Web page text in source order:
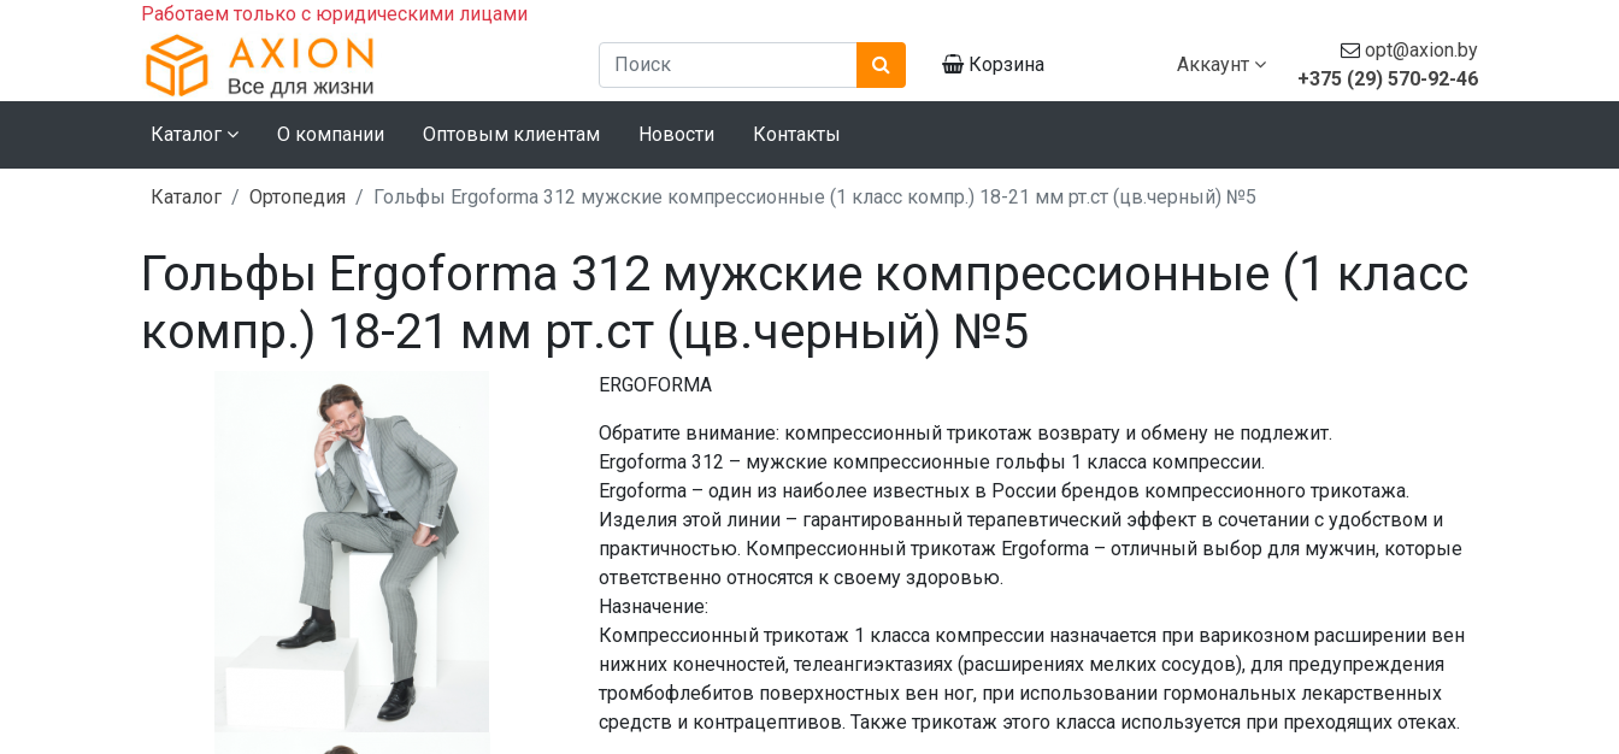
Работаем только с юридическими лицами
Корзина Аккаунт
opt@axion.by
+375 (29) 570-92-46
Каталог О компании Оптовым клиентам Новости Контакты
Каталог Ортопедия Гольфы Ergoforma 312 мужские компрессионные (1 класс компр.) 18-21 мм рт.ст (цв.черный) №5
Гольфы Ergoforma 312 мужские компрессионные (1 класс
компр.) 18-21 мм рт.ст (цв.черный) №5
ERGOFORMA
Обратите внимание: компрессионный трикотаж возврату и обмену не подлежит.
Ergoforma 312 – мужские компрессионные гольфы 1 класса компрессии.
Ergoforma – один из наиболее известных в России брендов компрессионного трикотажа.
Изделия этой линии – гарантированный терапевтический эффект в сочетании с удобством и
практичностью. Компрессионный трикотаж Ergoforma – отличный выбор для мужчин, которые
ответственно относятся к своему здоровью.
Назначение:
Компрессионный трикотаж 1 класса компрессии назначается при варикозном расширении вен
нижних конечностей, телеангиэктазиях (расширениях мелких сосудов), для предупреждения
тромбофлебитов поверхностных вен ног, при использовании гормональных лекарственных
средств и контрацептивов. Также трикотаж этого класса используется при преходящих отеках.